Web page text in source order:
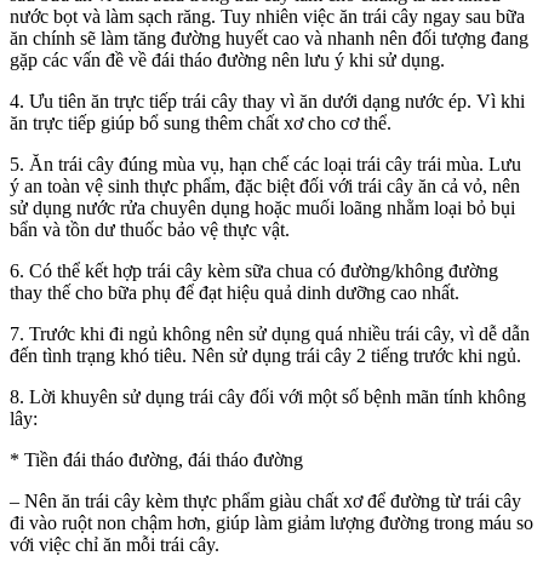
nước bọt và làm sạch răng. Tuy nhiên việc ăn trái cây ngay sau bữa
ăn chính sẽ làm tăng đường huyết cao và nhanh nên đối tượng đang
gặp các vấn đề về đái tháo đường nên lưu ý khi sử dụng.
4. Ưu tiên ăn trực tiếp trái cây thay vì ăn dưới dạng nước ép. Vì khi
ăn trực tiếp giúp bổ sung thêm chất xơ cho cơ thể.
5. Ăn trái cây đúng mùa vụ, hạn chế các loại trái cây trái mùa. Lưu
ý an toàn vệ sinh thực phẩm, đặc biệt đối với trái cây ăn cả vỏ, nên
sử dụng nước rửa chuyên dụng hoặc muối loãng nhằm loại bỏ bụi
bẩn và tồn dư thuốc bảo vệ thực vật.
6. Có thể kết hợp trái cây kèm sữa chua có đường/không đường
thay thế cho bữa phụ để đạt hiệu quả dinh dưỡng cao nhất.
7. Trước khi đi ngủ không nên sử dụng quá nhiều trái cây, vì dễ dẫn
đến tình trạng khó tiêu. Nên sử dụng trái cây 2 tiếng trước khi ngủ.
8. Lời khuyên sử dụng trái cây đối với một số bệnh mãn tính không
lây:
* Tiền đái tháo đường, đái tháo đường
– Nên ăn trái cây kèm thực phẩm giàu chất xơ để đường từ trái cây
đi vào ruột non chậm hơn, giúp làm giảm lượng đường trong máu so
với việc chỉ ăn mỗi trái cây.